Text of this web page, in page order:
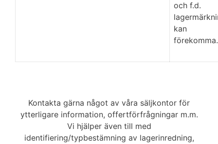
och f.d.
kan
förekomma.
Kontakta gärna något av våra säljkontor för
ytterligare information, offertförfrågningar m.m.
Vi hjälper även till med
identifiering/typbestämning av lagerinredning,